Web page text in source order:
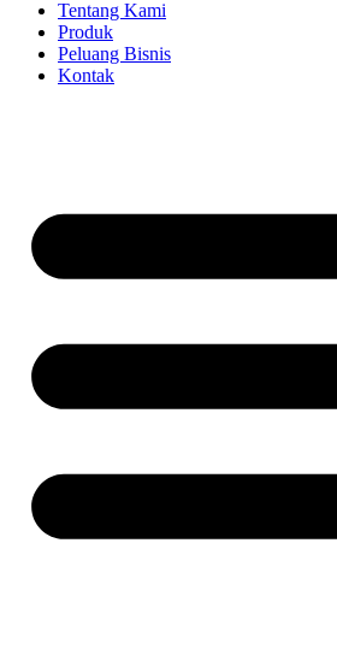
Tentang Kami
Produk
Peluang Bisnis
Kontak